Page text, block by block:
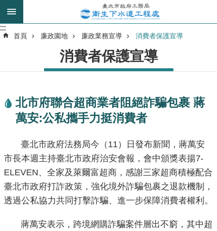
跳到主要內容區塊
進
我
的
分
是
公
告
訊
:::
:::
首頁 廉政園地 廉政業務宣導 消費者保護宣導
消費者保護宣導
北市府聯合超商業者阻絕詐騙包裹 蔣
萬安:公私攜手力挺消費者
臺北市政府法務局今（11）日發布新聞，蔣萬安
市長本週主持臺北市政府治安會報，會中頒獎表揚7-
ELEVEN、全家及萊爾富超商，感謝三家超商積極配合
臺北市政府打詐政策，強化境外詐騙包裹之退款機制，
透過公私協力共同打擊詐騙、進一步保障消費者權利。
蔣萬安表示，跨境網購詐騙案件層出不窮，其中超